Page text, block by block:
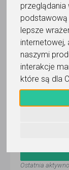
przeglądania
podstawową
lepsze
internetowej,
naszymi
interakcje
które są dla
Ostatnia